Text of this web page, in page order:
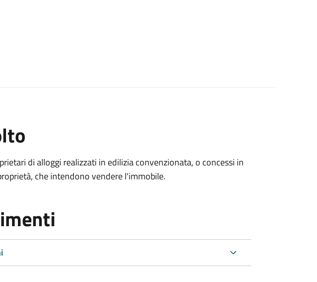
di alloggi realizzati in edilizia convenzionata, o concessi in
che intendono vendere l'immobile.